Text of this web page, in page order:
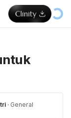
· General